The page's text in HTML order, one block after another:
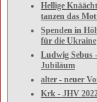
Hellige
tanzen das
Spenden in
für die Ukraine
Ludwig Sebus
Jubiläum
alter - neuer
Krk - JHV